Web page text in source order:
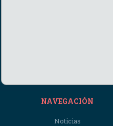
NAVEGACIÓN
Noticias